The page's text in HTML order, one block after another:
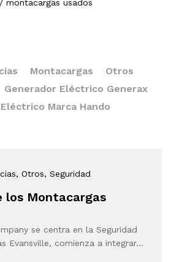
/ montacargas usados
Montacargas
Otros
Generador Eléctrico Generax
Marca Hando
, Otros, Seguridad
los Montacargas
se centra en la Seguridad
Evansville, comienza a integrar…